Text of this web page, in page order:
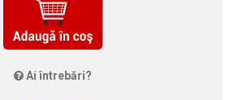
Ai întrebări?